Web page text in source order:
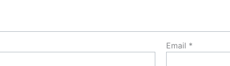
Email *